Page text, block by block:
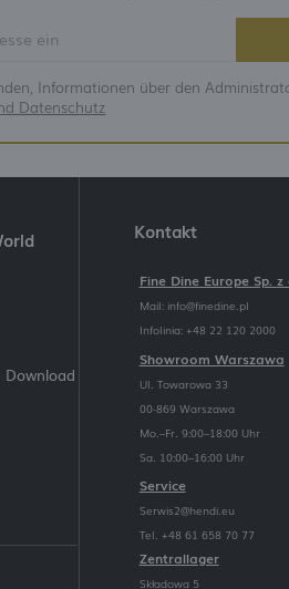
Informationen über den
Datenschutz
Download
Kontakt
Fine Dine Europe Sp. z
Mail: info@finedine.pl
Infolinia: +48 22 120 2000
Showroom Warszawa
Ul. Towarowa 33
00-869 Warszawa
Mo.–Fr. 9:00–18:00 Uhr
Sa. 10:00–16:00 Uhr
Service
Serwis2@hendi.eu
Tel. +48 61 658 70 77
Zentrallager
Składowa 5